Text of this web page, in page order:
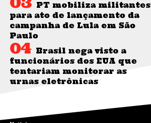
PT mobiliza militantes
para ato de lançamento da
campanha de Lula em São
Paulo
Brasil nega visto a
funcionários dos EUA que
tentariam monitorar as
urnas eletrônicas